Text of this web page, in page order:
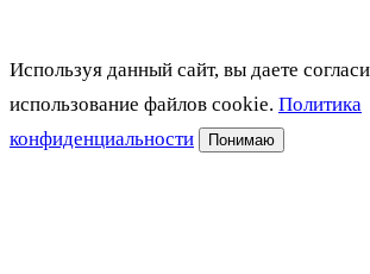
Используя данный сайт, вы даете
использование файлов cookie. Политика
конфиденциальности
Понимаю